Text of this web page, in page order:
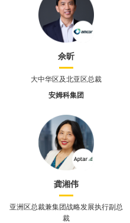
佘昕
大中华区及北亚区总裁
安姆科集团
龚湘伟
亚洲区总裁兼集团战略发展执行副总
裁